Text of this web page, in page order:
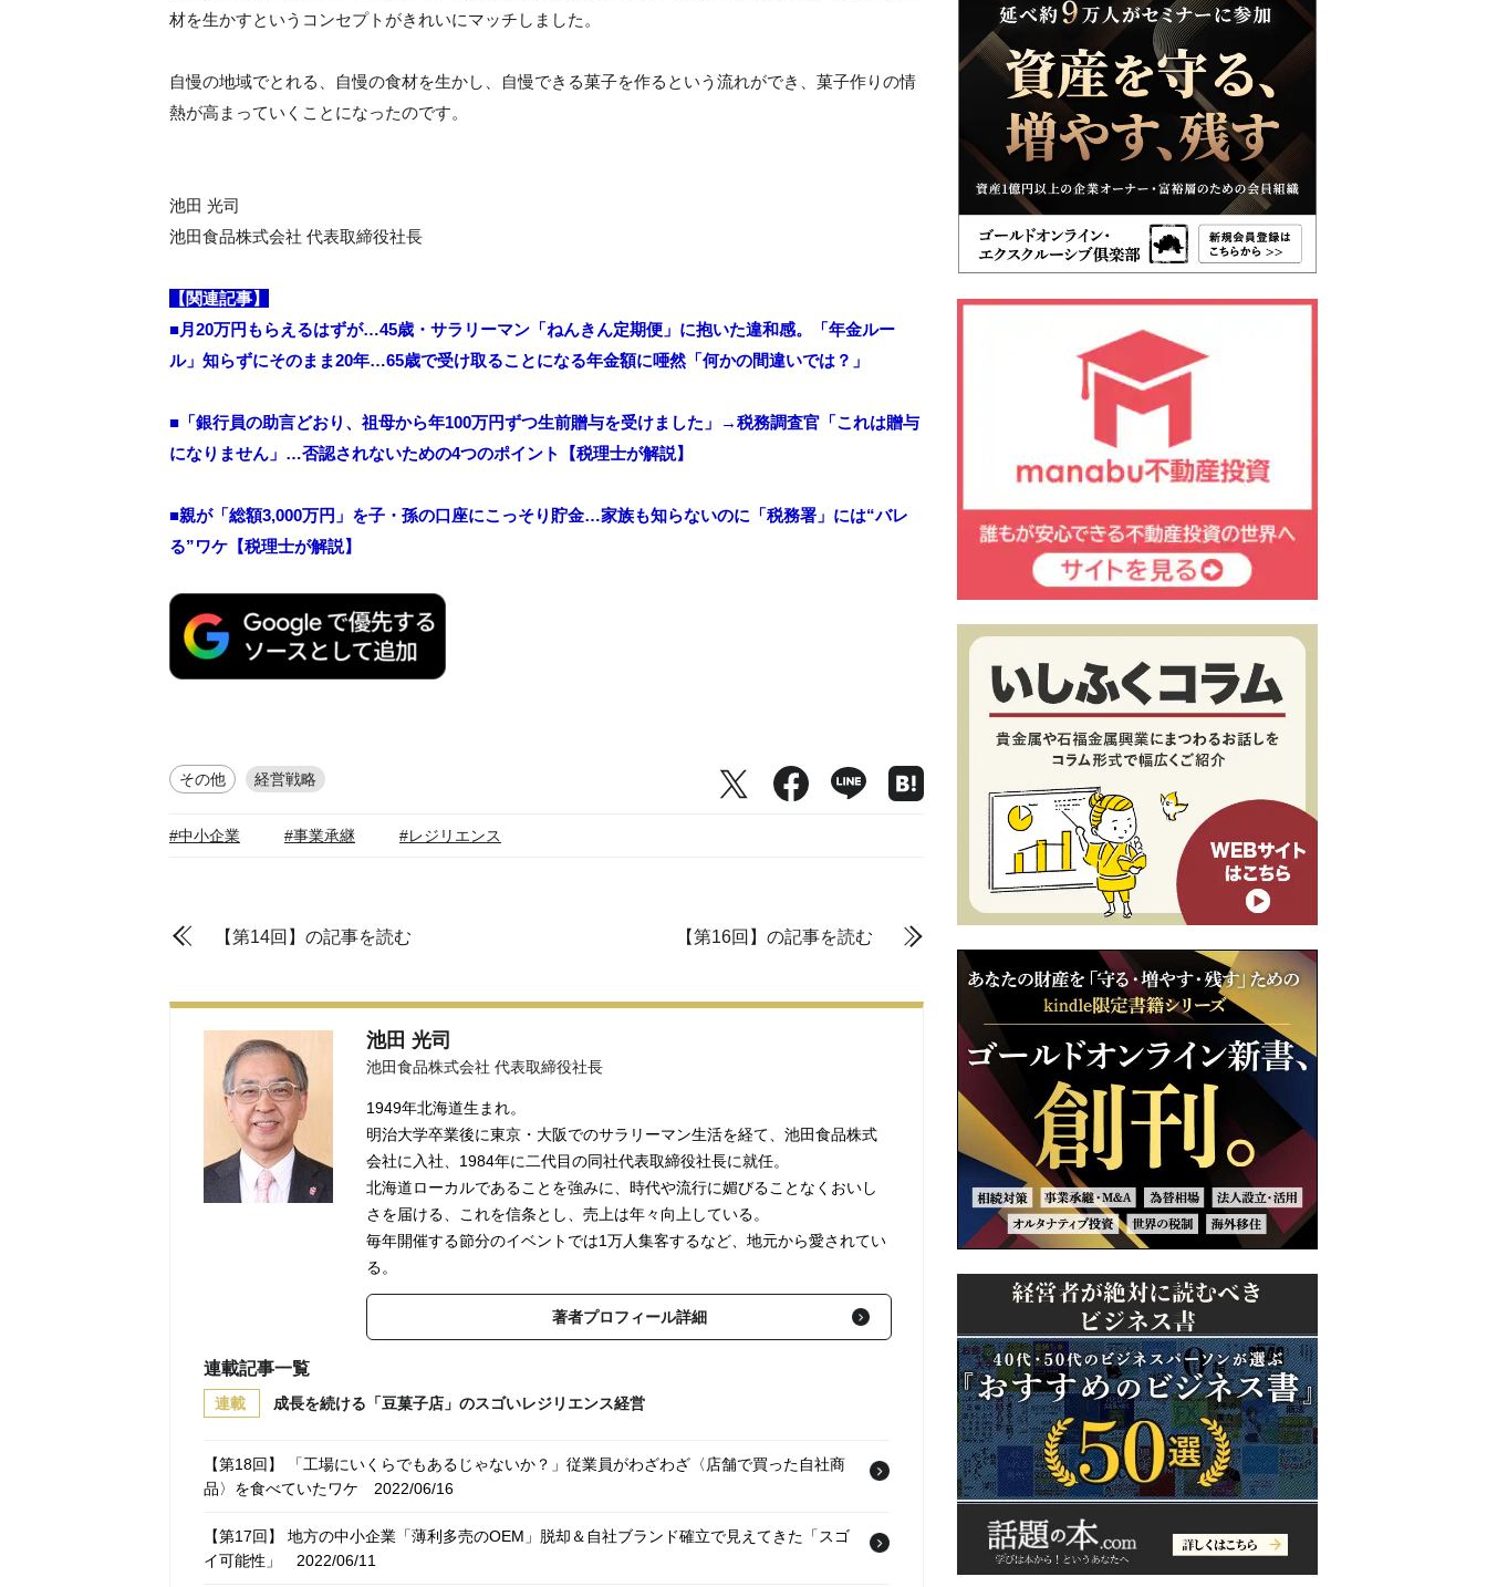
材を生かすというコンセプトがきれいにマッチしました。
自慢の地域でとれる、自慢の食材を生かし、自慢できる菓子を作るという流れができ、菓子作りの情
熱が高まっていくことになったのです。
池田 光司
池田食品株式会社 代表取締役社長
【関連記事】
■月20万円もらえるはずが…45歳・サラリーマン「ねんきん定期便」に抱いた違和感。「年金ルー
ル」知らずにそのまま20年…65歳で受け取ることになる年金額に唖然「何かの間違いでは？」
■ 「銀行員の助言どおり、祖母から年100万円ずつ生前贈与を受けました」→税務調査官「これは贈与
になりません」…否認されないための4つのポイント【税理士が解説】
■親が「総額3,000万円」を子・孫の口座にこっそり貯金…家族も知らないのに「税務署」には“バレ
る”ワケ【税理士が解説】
その他 経営戦略
#中小企業 #事業承継 #レジリエンス
【第14回】の記事を読む 【第16回】の記事を読む
池田 光司
池田食品株式会社 代表取締役社長
1949年北海道生まれ。
明治大学卒業後に東京・大阪でのサラリーマン生活を経て、池田食品株式
会社に入社、1984年に二代目の同社代表取締役社長に就任。
北海道ローカルであることを強みに、時代や流行に媚びることなくおいし
さを届ける、これを信条とし、売上は年々向上している。
毎年開催する節分のイベントでは1万人集客するなど、地元から愛されてい
る。
著者プロフィール詳細
連載記事一覧
連載 成長を続ける「豆菓子店」のスゴいレジリエンス経営
【第18回】 「工場にいくらでもあるじゃないか？」従業員がわざわざ〈店舗で買った自社商
品〉を食べていたワケ 2022/06/16
【第17回】 地方の中小企業「薄利多売のOEM」脱却＆自社ブランド確立で見えてきた「スゴ
イ可能性」
2022/06/11